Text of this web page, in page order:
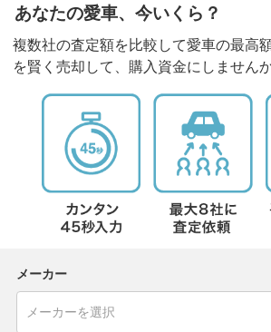
あなたの愛車、今いくら？
複数社の査定額を比較して愛車の最高
を賢く売却して、購入資金にしません
メーカー